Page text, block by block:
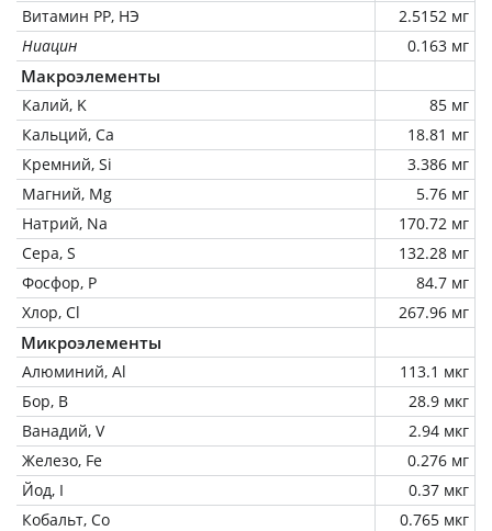
Витамин РР, НЭ
2.5152 мг
Ниацин
0.163 мг
Макроэлементы
Калий, K
85 мг
Кальций, Ca
18.81 мг
Кремний, Si
3.386 мг
Магний, Mg
5.76 мг
Натрий, Na
170.72 мг
Сера, S
132.28 мг
Фосфор, P
84.7 мг
Хлор, Cl
267.96 мг
Микроэлементы
Алюминий, Al
113.1 мкг
Бор, B
28.9 мкг
Ванадий, V
2.94 мкг
Железо, Fe
0.276 мг
Йод, I
0.37 мкг
Кобальт, Co
0.765 мкг